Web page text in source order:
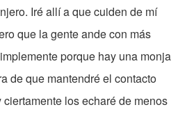
Iré allí a que cuiden de mí
que la gente ande con más
porque hay una monja
de que mantendré el contacto
los echaré de menos